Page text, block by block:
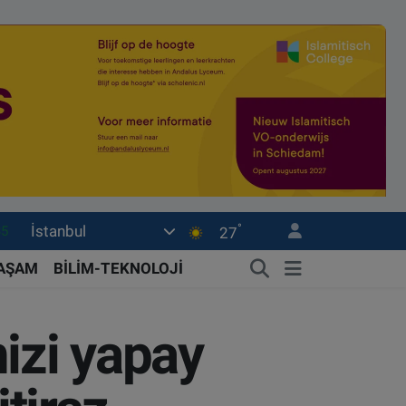
İstanbul 27°
BİLİM-TEKNOLOJİ
yapay